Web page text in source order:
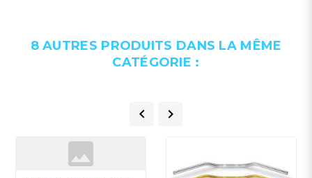
8 AUTRES PRODUITS DANS LA MÊME
CATÉGORIE :
 